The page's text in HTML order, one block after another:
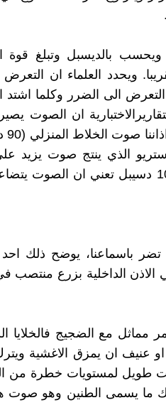
ويحسب بالديسبل وتبلغ قوة
بحدود 60 دسيبل تقريبا. ويحدد العلماء ان
التعرض الى الضرر وكلما
ان الصوت
عندما
باسماعنا، يوضح ذلك احد
الاذن الداخلية بزرع منتصب
مع الضجيج فالخلايا
عنيف ان يمزق الاغشية
طويل لمستويات خطرة من
ما يسمى الطنين وهو صوت